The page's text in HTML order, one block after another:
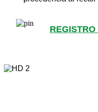
REGISTRO